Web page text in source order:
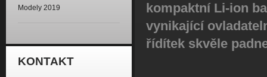
Modely 2019
KONTAKT
kompaktní Li-ion
vynikající
řídítek skvěle